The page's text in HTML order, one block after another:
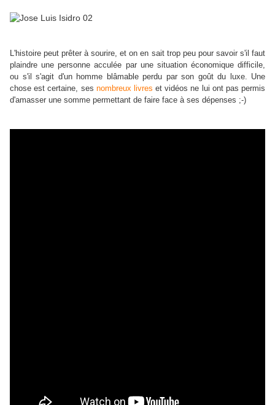
L'histoire peut prêter à sourire, et on en sait trop peu pour savoir s'il faut
plaindre une personne acculée par une situation économique difficile,
ou s'il s'agit d'un homme blâmable perdu par son goût du luxe. Une
chose est certaine, ses nombreux livres et vidéos ne lui ont pas permis
d'amasser une somme permettant de faire face à ses dépenses ;-)